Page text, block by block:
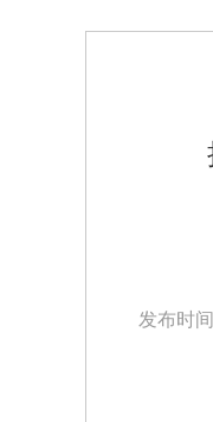
发布时间